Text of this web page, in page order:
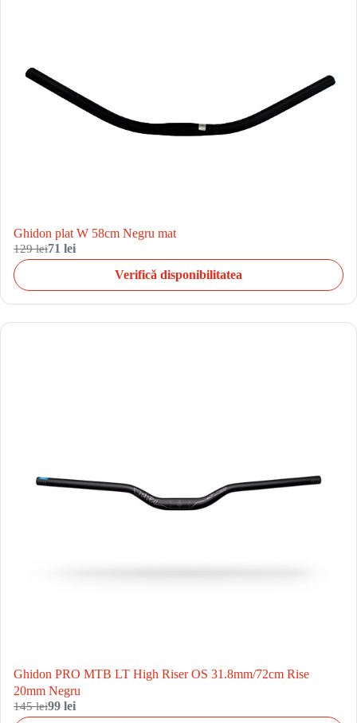
Ghidon plat W 58cm Negru mat
129 lei71 lei
Verifică disponibilitatea
Ghidon PRO MTB LT High Riser OS 31.8mm/72cm Rise
20mm Negru
145 lei99 lei